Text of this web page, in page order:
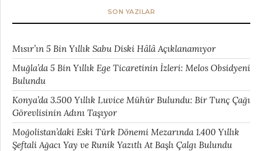
SON YAZILAR
Mısır’ın 5 Bin Yıllık Sabu Diski Hâlâ Açıklanamıyor
Muğla’da 5 Bin Yıllık Ege Ticaretinin İzleri: Melos Obsidyeni
Bulundu
Konya’da 3.500 Yıllık Luvice Mühür Bulundu: Bir Tunç Çağı
Görevlisinin Adını Taşıyor
Moğolistan’daki Eski Türk Dönemi Mezarında 1.400 Yıllık
Şeftali Ağacı Yay ve Runik Yazıtlı At Başlı Çalgı Bulundu